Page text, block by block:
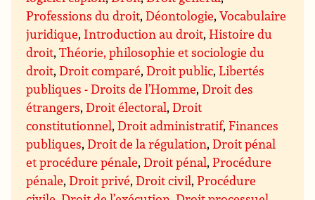
Professions du droit,Déontologie,Vocabulaire
juridique, Introduction au droit,Histoire du
droit,Théorie, philosophie et sociologie du
droit,Droit comparé,Droit public,Libertés
publiques - Droits de l’Homme,Droit des
étrangers,Droit électoral,Droit
constitutionnel,Droit administratif,Finances
publiques,Droit de la régulation,Droit pénal
et procédure pénale,Droit pénal,Procédure
pénale,Droit privé,Droit civil,Procédure